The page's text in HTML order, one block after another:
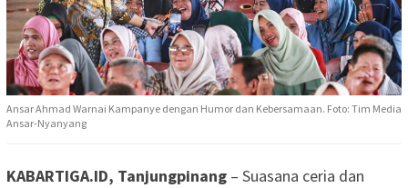
Ansar Ahmad Warnai Kampanye dengan Humor dan Kebersamaan. Foto: Tim Media
Ansar-Nyanyang
KABARTIGA.ID, Tanjungpinang – Suasana ceria dan